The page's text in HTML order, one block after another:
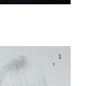
1